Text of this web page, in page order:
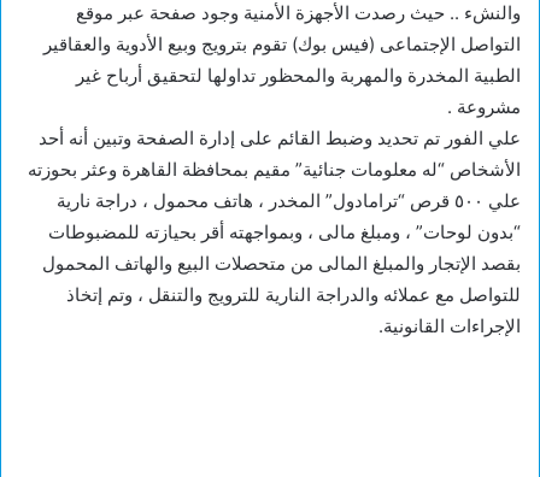
والنشء .. حيث رصدت الأجهزة الأمنية وجود صفحة عبر موقع
التواصل الإجتماعى (فيس بوك) تقوم بترويج وبيع الأدوية والعقاقير
الطبية المخدرة والمهربة والمحظور تداولها لتحقيق أرباح غير
مشروعة .
علي الفور تم تحديد وضبط القائم على إدارة الصفحة وتبين أنه أحد
الأشخاص “له معلومات جنائية” مقيم بمحافظة القاهرة وعثر بحوزته
علي ٥٠٠ قرص “ترامادول” المخدر ، هاتف محمول ، دراجة نارية
“بدون لوحات” ، ومبلغ مالى ، وبمواجهته أقر بحيازته للمضبوطات
بقصد الإتجار والمبلغ المالى من متحصلات البيع والهاتف المحمول
للتواصل مع عملائه والدراجة النارية للترويج والتنقل ، وتم إتخاذ
الإجراءات القانونية.